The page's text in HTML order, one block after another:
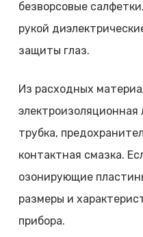
безворсовые
рукой
защиты глаз.
Из расходных
трубка,
контактная смазка.
озонирующие
размеры и
прибора.